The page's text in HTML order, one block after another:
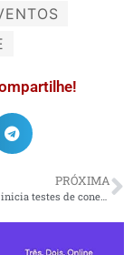
PRÓXIMA
Itaú Unibanco inicia testes de conexão com rede Starlink em agência